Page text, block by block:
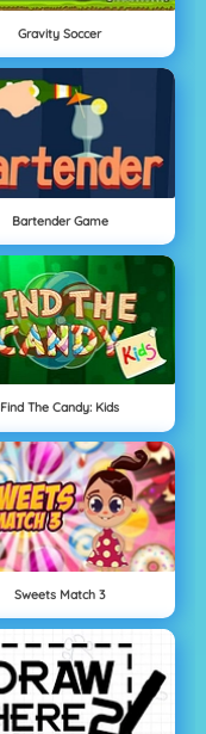
Gravity Soccer
Bartender Game
Find The Candy: Kids
Sweets Match 3